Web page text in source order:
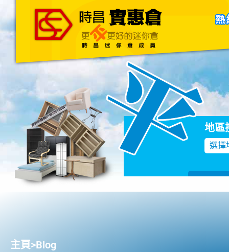
主頁 關於我們 聯絡我們
地區
選擇
主頁>Blog